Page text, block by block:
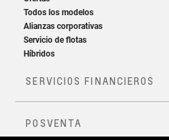
Aspecto deportivo desde